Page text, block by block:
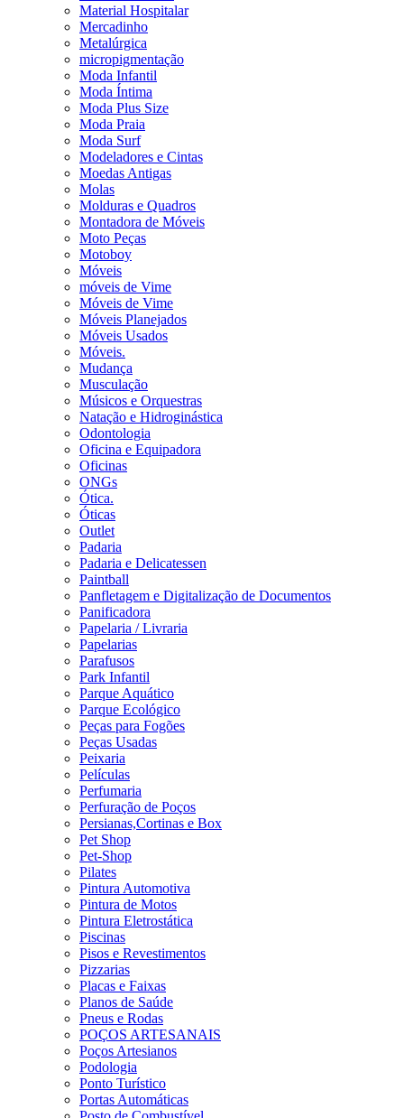
Material Hospitalar
Mercadinho
Metalúrgica
micropigmentação
Moda Infantil
Moda Íntima
Moda Plus Size
Moda Praia
Moda Surf
Modeladores e Cintas
Moedas Antigas
Molas
Molduras e Quadros
Montadora de Móveis
Moto Peças
Motoboy
Móveis
móveis de Vime
Móveis de Vime
Móveis Planejados
Móveis Usados
Móveis.
Mudança
Musculação
Músicos e Orquestras
Natação e Hidroginástica
Odontologia
Oficina e Equipadora
Oficinas
ONGs
Ótica.
Óticas
Outlet
Padaria
Padaria e Delicatessen
Paintball
Panfletagem e Digitalização de Documentos
Panificadora
Papelaria / Livraria
Papelarias
Parafusos
Park Infantil
Parque Aquático
Parque Ecológico
Peças para Fogões
Peças Usadas
Peixaria
Películas
Perfumaria
Perfuração de Poços
Persianas,Cortinas e Box
Pet Shop
Pet-Shop
Pilates
Pintura Automotiva
Pintura de Motos
Pintura Eletrostática
Piscinas
Pisos e Revestimentos
Pizzarias
Placas e Faixas
Planos de Saúde
Pneus e Rodas
POÇOS ARTESANAIS
Poços Artesianos
Podologia
Ponto Turístico
Portas Automáticas